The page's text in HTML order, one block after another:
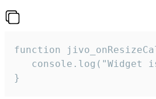
function
console.log("Widget
}